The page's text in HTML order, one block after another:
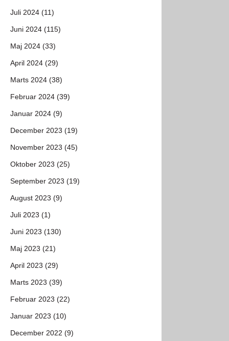
Juli 2024 (11)
Juni 2024 (115)
Maj 2024 (33)
April 2024 (29)
Marts 2024 (38)
Februar 2024 (39)
Januar 2024 (9)
December 2023 (19)
November 2023 (45)
Oktober 2023 (25)
September 2023 (19)
August 2023 (9)
Juli 2023 (1)
Juni 2023 (130)
Maj 2023 (21)
April 2023 (29)
Marts 2023 (39)
Februar 2023 (22)
Januar 2023 (10)
December 2022 (9)